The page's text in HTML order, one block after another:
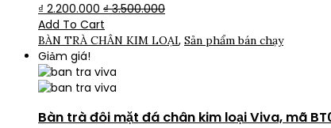
₫ 2.200.000 ₫3.500.000
Add To Cart
BÀN TRÀ CHÂN KIM LOẠI, Sản phẩm bán chạy
Giảm giá!
Bàn trà đôi mặt đá chân kim loại Viva, mã